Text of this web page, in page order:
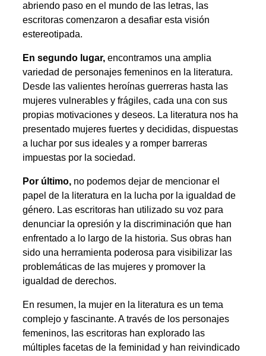
abriendo paso en el mundo de las letras, las
escritoras comenzaron a desafiar esta visión
estereotipada.
En segundo lugar, encontramos una amplia
variedad de personajes femeninos en la literatura.
Desde las valientes heroínas guerreras hasta las
mujeres vulnerables y frágiles, cada una con sus
propias motivaciones y deseos. La literatura nos ha
presentado mujeres fuertes y decididas, dispuestas
a luchar por sus ideales y a romper barreras
impuestas por la sociedad.
Por último, no podemos dejar de mencionar el
papel de la literatura en la lucha por la igualdad de
género. Las escritoras han utilizado su voz para
denunciar la opresión y la discriminación que han
enfrentado a lo largo de la historia. Sus obras han
sido una herramienta poderosa para visibilizar las
problemáticas de las mujeres y promover la
igualdad de derechos.
En resumen, la mujer en la literatura es un tema
complejo y fascinante. A través de los personajes
femeninos, las escritoras han explorado las
múltiples facetas de la feminidad y han reivindicado